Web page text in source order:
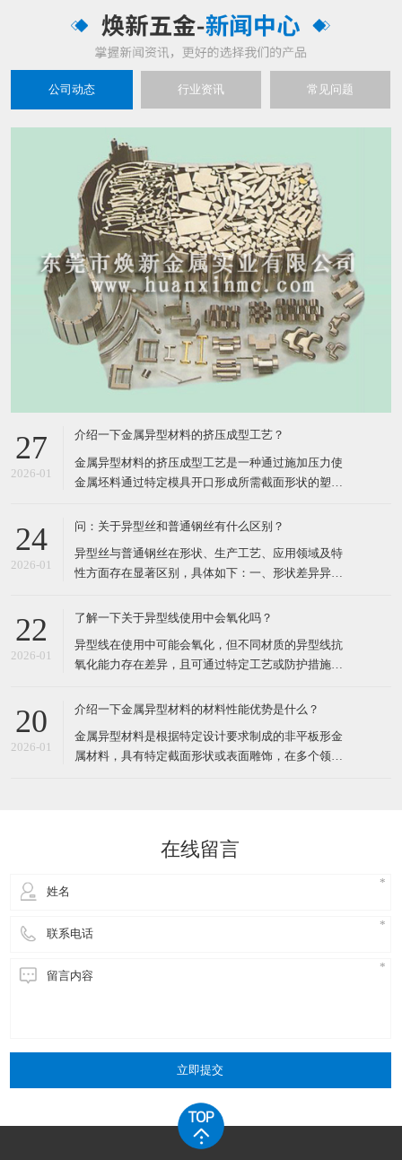
公司动态 行业资讯 常见问题
27
2026-01
介绍一下金属异型材料的挤压成型工艺？
​金属异型材料的挤压成型工艺是一种通过施加压力使
金属坯料通过特定模具开口形成所需截面形状的塑性
塑性，实现复杂断面的高效成形。以下从工艺原理、
详细介绍：​一、工艺原理挤压成型工艺的核心在于将
金属坯料置于挤压筒内
24
2026-01
问：关于异型丝和普通钢丝有什么区别？
​异型丝与普通钢丝在形状、生产工艺、应用领域及特
性方面存在显著区别，具体如下：​一、形状差异异型
形、三角形、三叶形、Y形、中空形等规则或复杂形
向、吸湿排汗等。普通钢丝横截面为标准圆形，形状
单一，无特殊功能设计。二
22
2026-01
了解一下关于异型线使用中会氧化吗？
​异型线在使用中可能会氧化，但不同材质的异型线抗
氧化能力存在差异，且可通过特定工艺或防护措施减
氧化特性铜异型线铜在空气中易与氧气、水分反应生
或发黑。尤其在高温环境下（如绝缘挤出工艺中的
150℃交联管道）
20
2026-01
介绍一下金属异型材料的材料性能优势是什么？
​金属异型材料是根据特定设计要求制成的非平板形金
属材料，具有特定截面形状或表面雕饰，在多个领域
型铜材导电率可达98在线留言
立即提交